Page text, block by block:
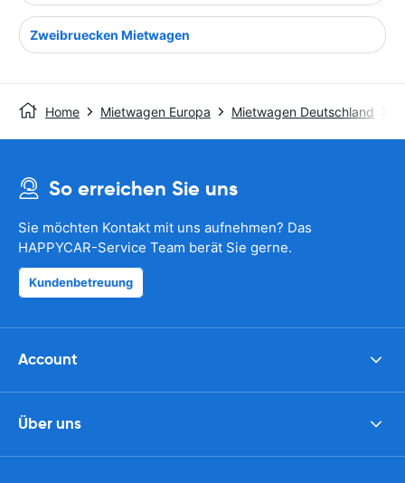
Zweibruecken Mietwagen
Home Mietwagen Europa Mietwagen Deutschland
So erreichen Sie uns
Sie möchten Kontakt mit uns aufnehmen? Das
HAPPYCAR-Service Team berät Sie gerne.
Kundenbetreuung
Account
Über uns